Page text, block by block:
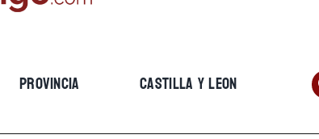
PROVINCIA CASTILLA Y LEON